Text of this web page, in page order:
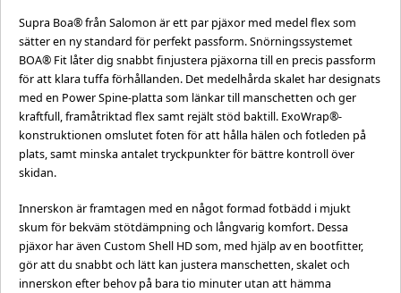
Supra Boa® från Salomon är ett par pjäxor med medel flex som
sätter en ny standard för perfekt passform. Snörningssystemet
BOA® Fit låter dig snabbt finjustera pjäxorna till en precis passform
för att klara tuffa förhållanden. Det medelhårda skalet har designats
med en Power Spine-platta som länkar till manschetten och ger
kraftfull, framåtriktad flex samt rejält stöd baktill. ExoWrap®-
konstruktionen omslutet foten för att hålla hälen och fotleden på
plats, samt minska antalet tryckpunkter för bättre kontroll över
skidan.
Innerskon är framtagen med en något formad fotbädd i mjukt
skum för bekväm stötdämpning och långvarig komfort. Dessa
pjäxor har även Custom Shell HD som, med hjälp av en bootfitter,
gör att du snabbt och lätt kan justera manschetten, skalet och
innerskon efter behov på bara tio minuter utan att hämma